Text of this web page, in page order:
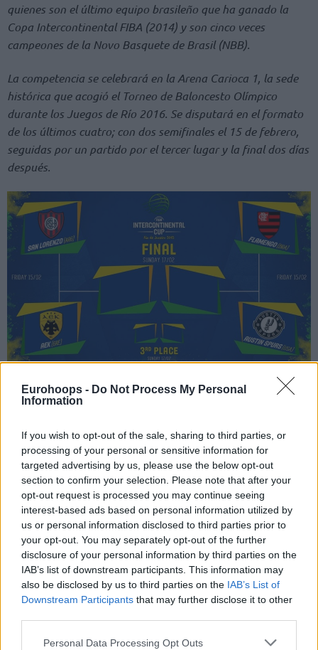
Eurohoops - Do Not Process My Personal
Information
If you wish to opt-out of the sale, sharing to third parties, or
processing of your personal or sensitive information for
targeted advertising by us, please use the below opt-out
section to confirm your selection. Please note that after your
opt-out request is processed you may continue seeing
interest-based ads based on personal information utilized by
us or personal information disclosed to third parties prior to
your opt-out. You may separately opt-out of the further
disclosure of your personal information by third parties on the
IAB’s list of downstream participants. This information may
also be disclosed by us to third parties on the IAB’s List of
Downstream Participants that may further disclose it to other
Please note that this website/app uses one or more Google
Personal Data Processing Opt Outs
quienes son el último equipo brasileño que ha ganado la
Copa Intercontinental FIBA (2014) y son cinco veces
campeones de la Novo Basquete de Brasil (NBB).
La competencia se celebrará en la Arena Carioca 1, la sede
histórica que acogió el Torneo de Baloncesto Olímpico
durante los Juegos de Río 2016. Se disputará en el formato
de los últimos cuatro; con dos semifinales el 15 de febrero,
seguidas por un partido por el tercer lugar y la final dos días
después.